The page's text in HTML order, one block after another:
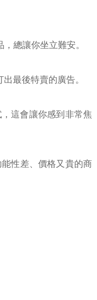
總讓你坐立難安。
最後特賣的廣告。
這會讓你感到非常焦
性差、價格又貴的商